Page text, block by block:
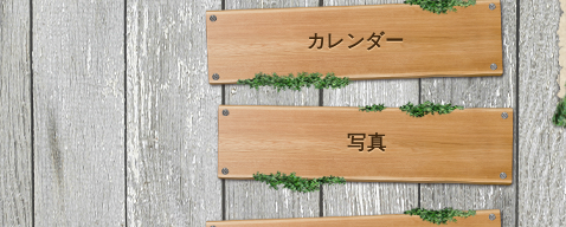
カレンダー
写真